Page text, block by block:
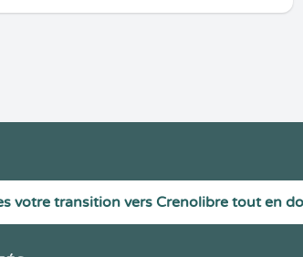
votre transition vers Crenolibre tout en